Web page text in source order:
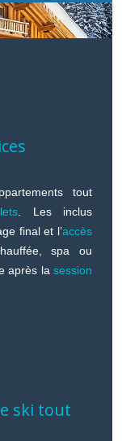
tout
. Les inclus
final et l’accès
spa ou
après la session
ski tout